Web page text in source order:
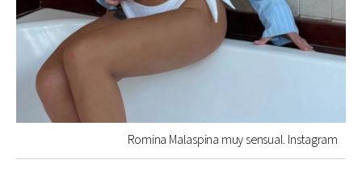
Romina Malaspina muy sensual. Instagram